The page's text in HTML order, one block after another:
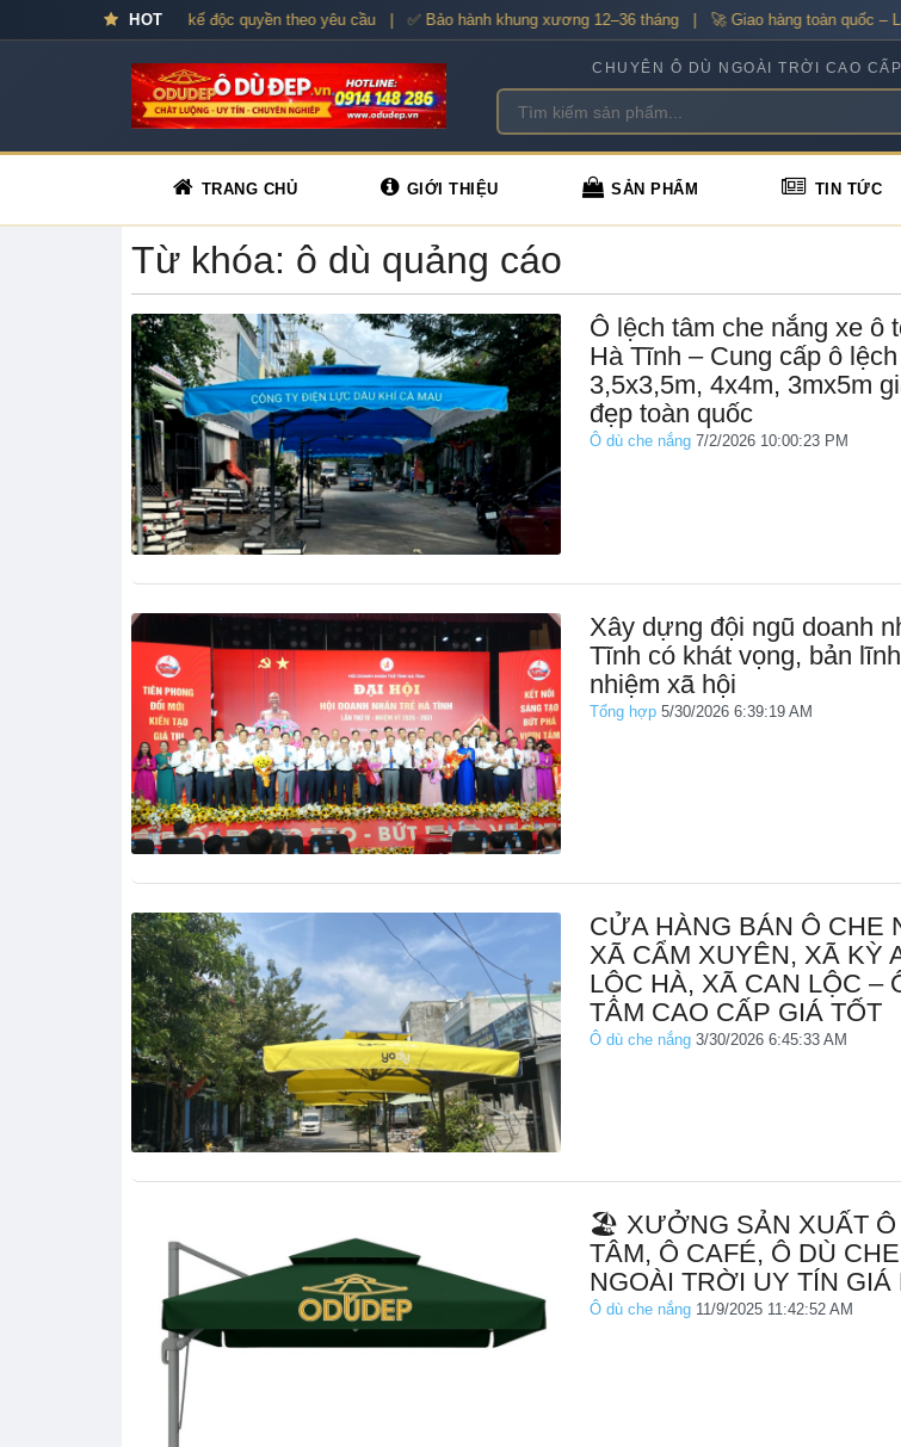
HOT
Ô dù cao cấp – Thiết kế độc quyền theo yêu cầu | ✅ Bảo hành khung xương 12–36 tháng | 🚀 Giao hàng toàn quốc
CHUYÊN Ô DÙ NGOÀI TRỜI CAO CẤP
TRANG CHỦ GIỚI THIỆU SẢN PHẨM TIN TỨC
Từ khóa: ô dù quảng cáo
Ô lệch tâm che nắng xe ô
Hà Tĩnh – Cung cấp ô
3,5x3,5m, 4x4m, 3mx5m
đẹp toàn quốc
Ô dù che nắng7/2/2026 10:00:23 PM
Xây dựng đội ngũ doanh
Tĩnh có khát vọng, bản
nhiệm xã hội
Tổng hợp5/30/2026 6:39:19 AM
CỬA HÀNG BÁN Ô CHE
XÃ CẨM XUYÊN, XÃ KỲ
LỘC HÀ, XÃ CAN LỘC –
TÂM CAO CẤP GIÁ TỐT
Ô dù che nắng3/30/2026 6:45:33 AM
🏖️ XƯỞNG SẢN XUẤT Ô
TÂM, Ô CAFÉ, Ô DÙ
NGOÀI TRỜI UY TÍN GIÁ
Ô dù che nắng 11/9/2025 11:42:52 AM